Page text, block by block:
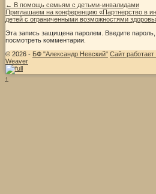
← В помощь семьям с детьми-инвалидами
Приглашаем на конференцию «Партнерство в
детей с ограниченными возможностями
Эта запись защищена паролем. Введите
посмотреть комментарии.
© 2026 - БФ "Александр Невский" Сайт
Weaver
↑